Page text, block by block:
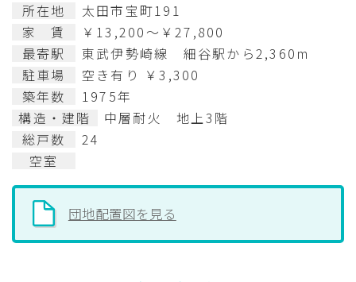
所在地
太田市宝町191
家 賃
￥13,200～￥27,800
最寄駅
東武伊勢崎線 細谷駅から2,360m
駐車場
空き有り ￥3,300
築年数
1975年
構造・建階
中層耐火 地上3階
総戸数
24
空室
団地配置図を見る